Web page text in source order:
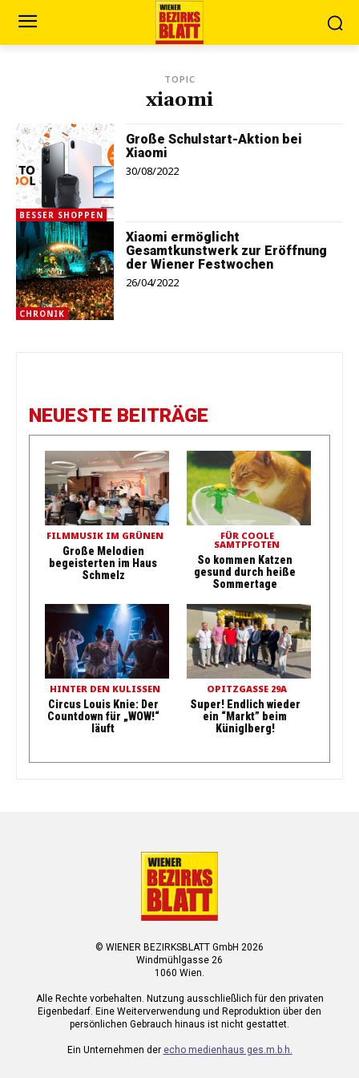
TOPIC
xiaomi
BESSER SHOPPEN
Große Schulstart-Aktion bei
Xiaomi
30/08/2022
CHRONIK
Xiaomi ermöglicht
Gesamtkunstwerk zur Eröffnung
der Wiener Festwochen
26/04/2022
NEUESTE BEITRÄGE
FILMMUSIK IM GRÜNEN
Große Melodien
begeisterten im Haus
Schmelz
FÜR COOLE
SAMTPFOTEN
So kommen Katzen
gesund durch heiße
Sommertage
HINTER DEN KULISSEN
Circus Louis Knie: Der
Countdown für „WOW!“
läuft
OPITZGASSE 29A
Super! Endlich wieder
ein “Markt” beim
Küniglberg!
© WIENER BEZIRKSBLATT GmbH 2026
Windmühlgasse 26
1060 Wien.
Alle Rechte vorbehalten. Nutzung ausschließlich für den privaten
Eigenbedarf. Eine Weiterverwendung und Reproduktion über den
persönlichen Gebrauch hinaus ist nicht gestattet.
Ein Unternehmen der echo medienhaus ges.m.b.h.